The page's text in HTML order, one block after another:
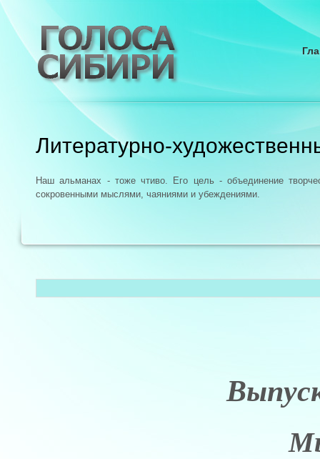
Литературно-
Наш альманах - тоже чтиво. Его цель - объединение
сокровенными мыслями, чаяниями и убеждениями.